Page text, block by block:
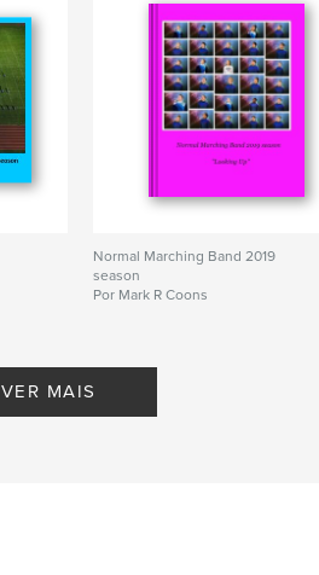
Normal Marching Band 2019
season
Por Mark R Coons
VER MAIS